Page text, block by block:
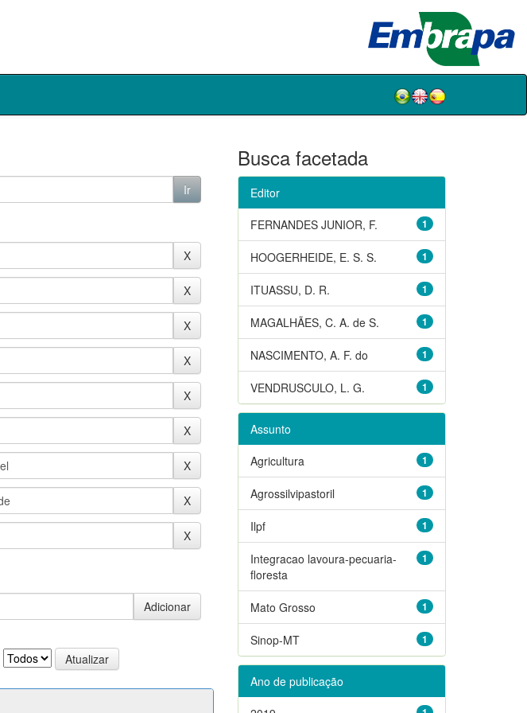
Busca facetada
Editor
1
FERNANDES JUNIOR, F.
1
HOOGERHEIDE, E. S. S.
1
ITUASSU, D. R.
1
MAGALHÃES, C. A. de S.
1
NASCIMENTO, A. F. do
1
VENDRUSCULO, L. G.
Assunto
1
Agricultura
1
Agrossilvipastoril
1
Ilpf
1
Integracao lavoura-pecuaria-
floresta
1
Mato Grosso
1
Sinop-MT
Ano de publicação